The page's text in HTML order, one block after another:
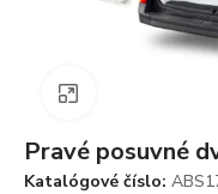
Pravé posuvné
Katalógové číslo: